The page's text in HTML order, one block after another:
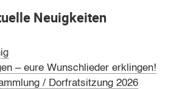
Neuigkeiten
– eure Wunschlieder erklingen!
/ Dorfratsitzung 2026